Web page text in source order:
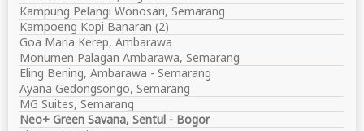
Kampung Pelangi Wonosari, Semarang
Kampoeng Kopi Banaran (2)
Goa Maria Kerep, Ambarawa
Monumen Palagan Ambarawa, Semarang
Eling Bening, Ambarawa - Semarang
Ayana Gedongsongo, Semarang
MG Suites, Semarang
Neo+ Green Savana, Sentul - Bogor